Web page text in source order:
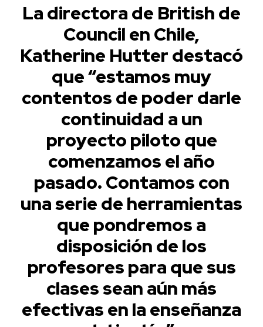
La directora de British de
Council en Chile,
Katherine Hutter destacó
que “estamos muy
contentos de poder darle
continuidad a un
proyecto piloto que
comenzamos el año
pasado. Contamos con
una serie de herramientas
que pondremos a
disposición de los
profesores para que sus
clases sean aún más
efectivas en la enseñanza